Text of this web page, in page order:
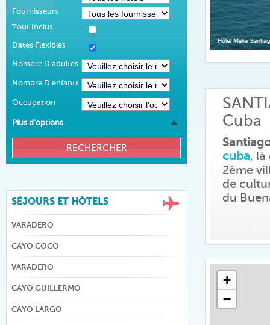
Fournisseurs
Tout Inclus
Dates Flexibles
Nombre D'adultes
Nombre D'enfants
Occupation
Plus d'options
SÉJOURS ET HÔTELS
VARADERO
CAYO COCO
VARADERO
CAYO GUILLERMO
CAYO LARGO
Cuba
cuba, là
2ème
de
du
+
−